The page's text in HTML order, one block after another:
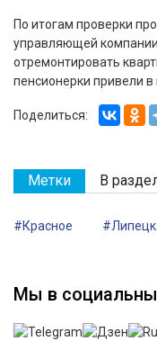
По итогам проверки
управляющей
отремонтировать
пенсионерки привели в
Поделиться:
Метки В
#Красное
Мы в